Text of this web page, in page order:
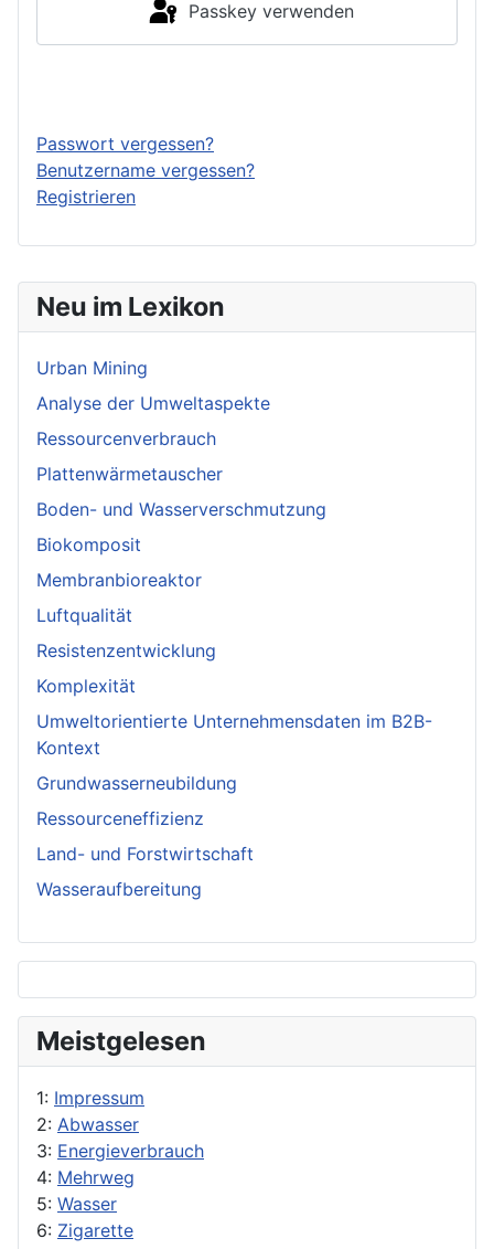
Neu im Lexikon
Urban Mining
Analyse der Umweltaspekte
Ressourcenverbrauch
Plattenwärmetauscher
Boden- und Wasserverschmutzung
Biokomposit
Membranbioreaktor
Luftqualität
Resistenzentwicklung
Komplexität
Umweltorientierte Unternehmensdaten im B2B-
Kontext
Grundwasserneubildung
Ressourceneffizienz
Land- und Forstwirtschaft
Wasseraufbereitung
Meistgelesen
1: Impressum
2: Abwasser
3: Energieverbrauch
4: Mehrweg
5: Wasser
6: Zigarette
Passkey verwenden
Passwort vergessen?
Benutzername vergessen?
Registrieren